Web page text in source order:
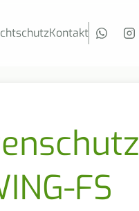
Kontakt
FS